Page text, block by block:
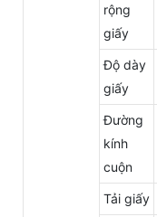
rộng
giấy
Độ dày
giấy
Đường
kính
cuộn
Tải giấy